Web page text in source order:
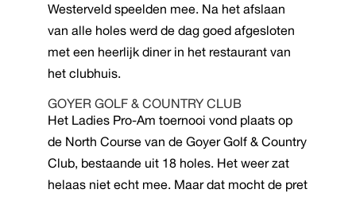
Westerveld speelden mee. Na het afslaan
van alle holes werd de dag goed afgesloten
met een heerlijk diner in het restaurant van
het clubhuis.
GOYER GOLF & COUNTRY CLUB
Het Ladies Pro-Am toernooi vond plaats op
de North Course van de Goyer Golf & Country
Club, bestaande uit 18 holes. Het weer zat
helaas niet echt mee. Maar dat mocht de pret